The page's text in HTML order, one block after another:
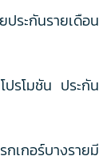
ประกันรายเดือน
ปรโมชัน ประกัน
กเกอร์บางรายมี